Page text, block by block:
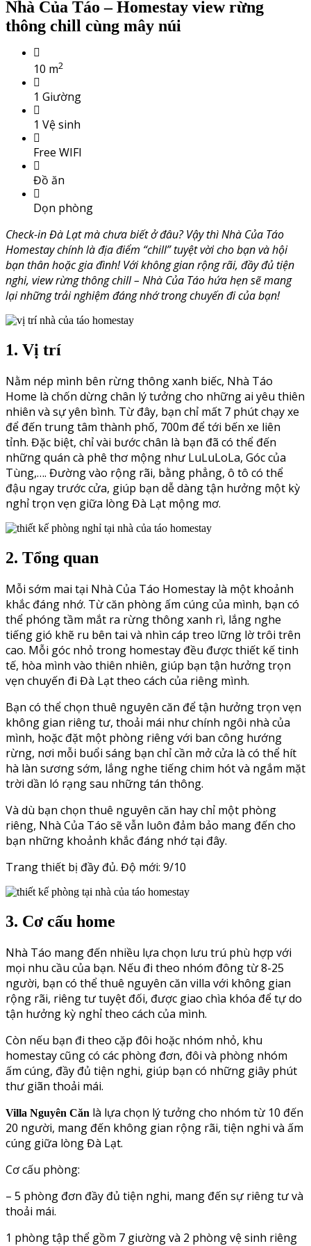
Nhà Của Táo – Homestay view rừng
thông chill cùng mây núi
10 m2
1 Giường
1 Vệ sinh
Free WIFI
Đồ ăn
Dọn phòng
Check-in Đà Lạt mà chưa biết ở đâu? Vậy thì Nhà Của Táo
Homestay chính là địa điểm “chill” tuyệt vời cho bạn và hội
bạn thân hoặc gia đình! Với không gian rộng rãi, đầy đủ tiện
nghi, view rừng thông chill – Nhà Của Táo hứa hẹn sẽ mang
lại những trải nghiệm đáng nhớ trong chuyến đi của bạn!
1. Vị trí
Nằm nép mình bên rừng thông xanh biếc, Nhà Táo
Home là chốn dừng chân lý tưởng cho những ai yêu thiên
nhiên và sự yên bình. Từ đây, bạn chỉ mất 7 phút chạy xe
để đến trung tâm thành phố, 700m để tới bến xe liên
tỉnh. Đặc biệt, chỉ vài bước chân là bạn đã có thể đến
những quán cà phê thơ mộng như LuLuLoLa, Góc của
Tùng,…. Đường vào rộng rãi, bằng phẳng, ô tô có thể
đậu ngay trước cửa, giúp bạn dễ dàng tận hưởng một kỳ
nghỉ trọn vẹn giữa lòng Đà Lạt mộng mơ.
2. Tổng quan
Mỗi sớm mai tại Nhà Của Táo Homestay là một khoảnh
khắc đáng nhớ. Từ căn phòng ấm cúng của mình, bạn có
thể phóng tầm mắt ra rừng thông xanh rì, lắng nghe
tiếng gió khẽ ru bên tai và nhìn cáp treo lững lờ trôi trên
cao. Mỗi góc nhỏ trong homestay đều được thiết kế tinh
tế, hòa mình vào thiên nhiên, giúp bạn tận hưởng trọn
vẹn chuyến đi Đà Lạt theo cách của riêng mình.
Bạn có thể chọn thuê nguyên căn để tận hưởng trọn vẹn
không gian riêng tư, thoải mái như chính ngôi nhà của
mình, hoặc đặt một phòng riêng với ban công hướng
rừng, nơi mỗi buổi sáng bạn chỉ cần mở cửa là có thể hít
hà làn sương sớm, lắng nghe tiếng chim hót và ngắm mặt
trời dần ló rạng sau những tán thông.
Và dù bạn chọn thuê nguyên căn hay chỉ một phòng
riêng, Nhà Của Táo sẽ vẫn luôn đảm bảo mang đến cho
bạn những khoảnh khắc đáng nhớ tại đây.
Trang thiết bị đầy đủ. Độ mới: 9/10
3. Cơ cấu home
Nhà Táo mang đến nhiều lựa chọn lưu trú phù hợp với
mọi nhu cầu của bạn. Nếu đi theo nhóm đông từ 8-25
người, bạn có thể thuê nguyên căn villa với không gian
rộng rãi, riêng tư tuyệt đối, được giao chìa khóa để tự do
tận hưởng kỳ nghỉ theo cách của mình.
Còn nếu bạn đi theo cặp đôi hoặc nhóm nhỏ, khu
homestay cũng có các phòng đơn, đôi và phòng nhóm
ấm cúng, đầy đủ tiện nghi, giúp bạn có những giây phút
thư giãn thoải mái.
Villa Nguyên Căn là lựa chọn lý tưởng cho nhóm từ 10 đến
20 người, mang đến không gian rộng rãi, tiện nghi và ấm
cúng giữa lòng Đà Lạt.
Cơ cấu phòng:
– 5 phòng đơn đầy đủ tiện nghi, mang đến sự riêng tư và
thoải mái.
1 phòng tập thể gồm 7 giường và 2 phòng vệ sinh riêng